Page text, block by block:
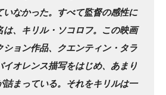
いなかった。すべて監督の感性に
は、キリル・ソコロフ。この映画
ション作品、クエンティン・タラ
イオレンス描写をはじめ、あまり
詰まっている。それをキリルは一